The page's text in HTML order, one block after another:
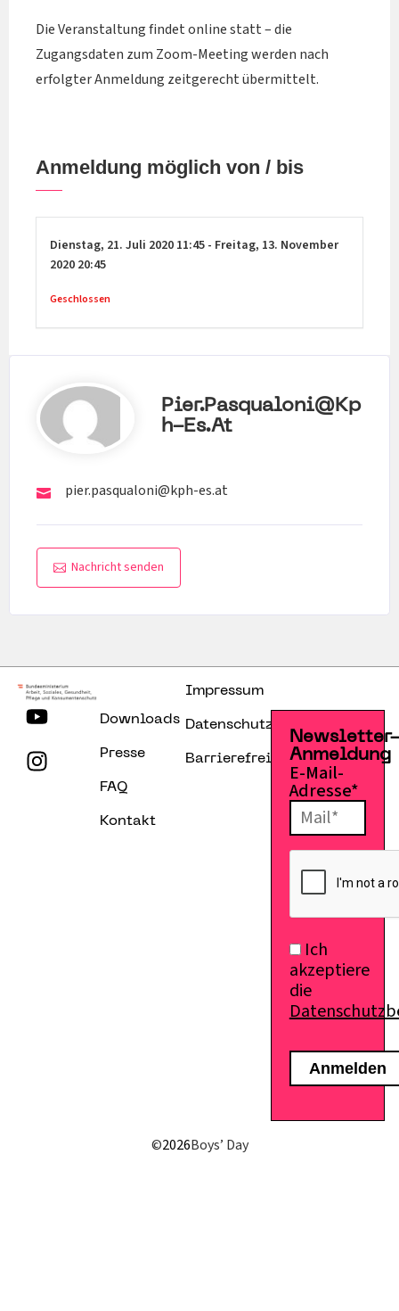
Die Veranstaltung findet online statt – die
Zugangsdaten zum Zoom-Meeting werden nach
erfolgter Anmeldung zeitgerecht übermittelt.
Anmeldung möglich von / bis
Dienstag, 21. Juli 2020 11:45 - Freitag, 13. November
2020 20:45
Geschlossen
Pier.pasqualoni@kp
H-Es.at
pier.pasqualoni@kph-es.at
Nachricht senden
Downloads
Presse
FAQ
Kontakt
Impressum
Datenschutzerklärung
Barrierefreiheitserklärung
Anmeldung
E-Mail-
Adresse*
Ich
akzeptiere
die
©2026Boys’ Day